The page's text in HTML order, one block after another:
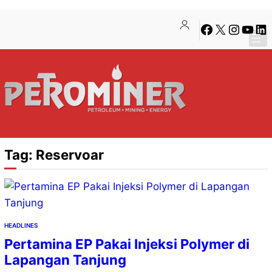
konten
content
Facebook
X Instagram
Tag: Reservoar
HEADLINES
Pertamina EP Pakai Injeksi Polymer di
Lapangan Tanjung